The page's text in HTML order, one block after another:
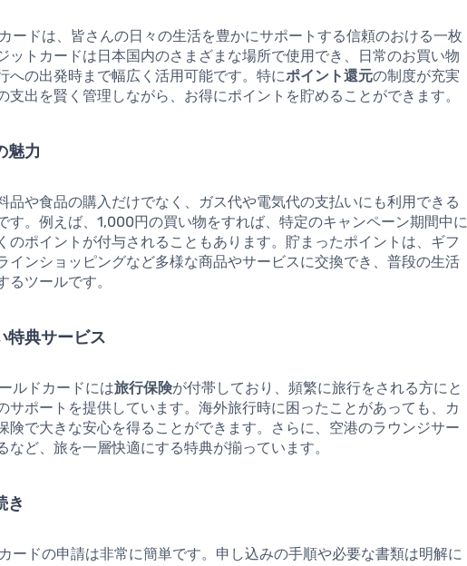
ードは、皆さんの日々の生活を豊かにサポートする信頼のおける一枚
ットカードは日本国内のさまざまな場所で使用でき、日常のお買い物
への出発時まで幅広く活用可能です。特にポイント還元の制度が充実
支出を賢く管理しながら、お得にポイントを貯めることができます。
魅力
品や食品の購入だけでなく、ガス代や電気代の支払いにも利用できる
す。例えば、1,000円の買い物をすれば、特定のキャンペーン期間中に
のポイントが付与されることもあります。貯まったポイントは、ギフ
インショッピングなど多様な商品やサービスに交換でき、普段の生活
るツールです。
特典サービス
ルドカードには旅行保険が付帯しており、頻繁に旅行をされる方にと
サポートを提供しています。海外旅行時に困ったことがあっても、カ
険で大きな安心を得ることができます。さらに、空港のラウンジサー
など、旅を一層快適にする特典が揃っています。
き
ードの申請は非常に簡単です。申し込みの手順や必要な書類は明解に